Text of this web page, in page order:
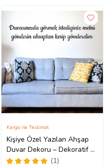
Kişiye Özel Yazılan Ahşap
Duvar Dekoru – Dekoratif ve
Size Özel Yazılarla Evinizi
(1)
Kargo ile Teslimat